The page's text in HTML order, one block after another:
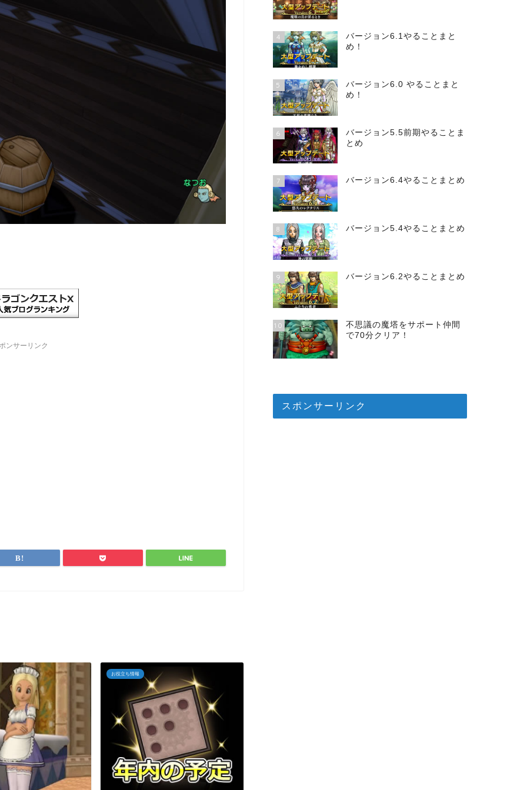
ンサーリンク
お役立ち情報
4
バージョン6.1やることまと
め！
5
バージョン6.0 やることまと
め！
6
バージョン5.5前期やることま
とめ
7 バージョン6.4やることまとめ
8 バージョン5.4やることまとめ
9 バージョン6.2やることまとめ
10
不思議の魔塔をサポート仲間
で70分クリア！
スポンサーリンク